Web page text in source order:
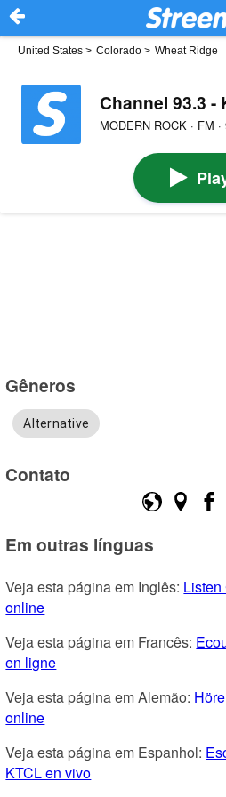
United States > Colorado > Wheat Ridge
Channel 93.3 -
MODERN ROCK · FM ·
Gêneros
Alternative
Contato
Em outras línguas
Veja esta página em Inglês:
online
Veja esta página em Francês:
en ligne
Veja esta página em Alemão:
online
Veja esta página em Espanhol:
KTCL en vivo